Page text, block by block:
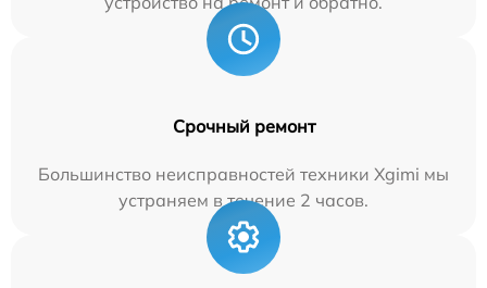
Срочный ремонт
Большинство неисправностей техники Xgimi мы
устраняем в течение 2 часов.